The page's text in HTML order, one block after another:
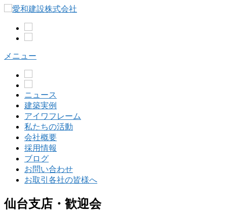
へ
メニュー
ニュース
建築実例
アイワフレーム
私たちの活動
会社概要
採用情報
ブログ
お問い合わせ
お取引各社の皆様へ
仙台支店・歓迎会